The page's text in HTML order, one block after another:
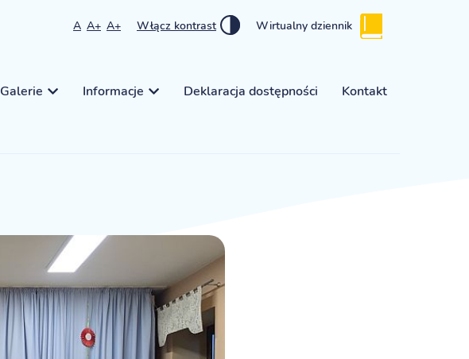
A A+ A+ Włącz kontrast Wirtualny dziennik
Galerie Informacje Deklaracja dostępności Kontakt